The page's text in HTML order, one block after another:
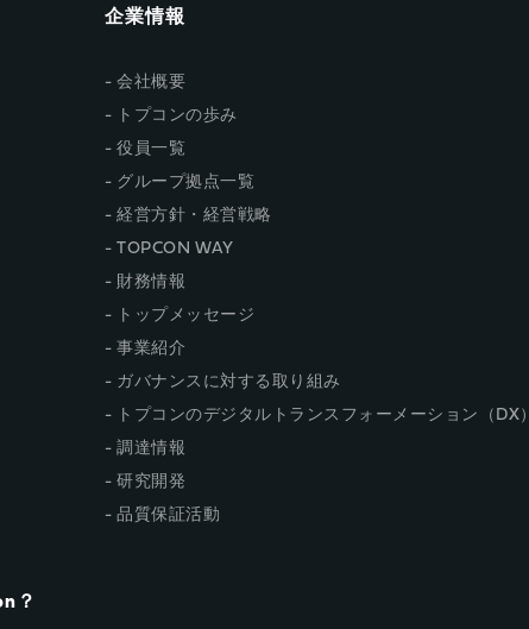
企業情報
会社概要
トプコンの歩み
役員一覧
グループ拠点一覧
経営方針・経営戦略
TOPCON WAY
財務情報
トップメッセージ
事業紹介
ガバナンスに対する取り組み
トプコンのデジタルトランスフォーメーション（DX）
調達情報
研究開発
品質保証活動
？